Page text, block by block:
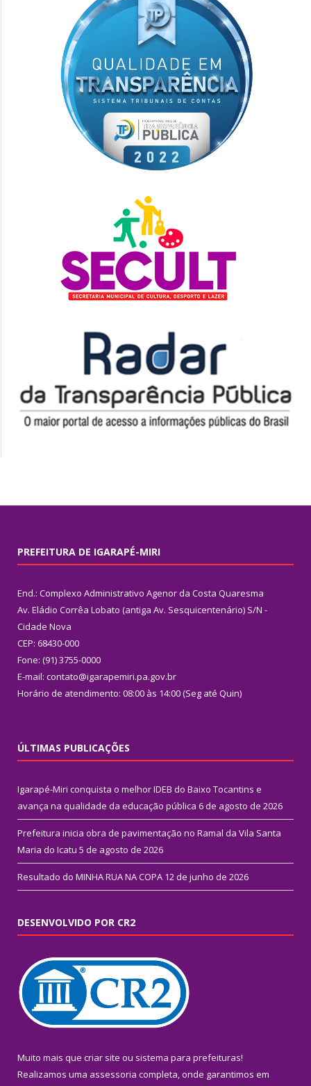
PREFEITURA DE IGARAPÉ-MIRI
End.: Complexo Administrativo Agenor da Costa Quaresma
Av. Eládio Corrêa Lobato (antiga Av. Sesquicentenário) S/N -
Cidade Nova
CEP: 68430-000
Fone: (91) 3755-0000
E-mail: contato@igarapemiri.pa.gov.br
Horário de atendimento: 08:00 às 14:00 (Seg até Quin)
ÚLTIMAS PUBLICAÇÕES
Igarapé-Miri conquista o melhor IDEB do Baixo Tocantins e
avança na qualidade da educação pública 6 de agosto de 2026
Prefeitura inicia obra de pavimentação no Ramal da Vila Santa
Maria do Icatu 5 de agosto de 2026
Resultado do MINHA RUA NA COPA 12 de junho de 2026
DESENVOLVIDO POR CR2
Muito mais que criar site ou sistema para prefeituras!
Realizamos uma assessoria completa, onde garantimos em